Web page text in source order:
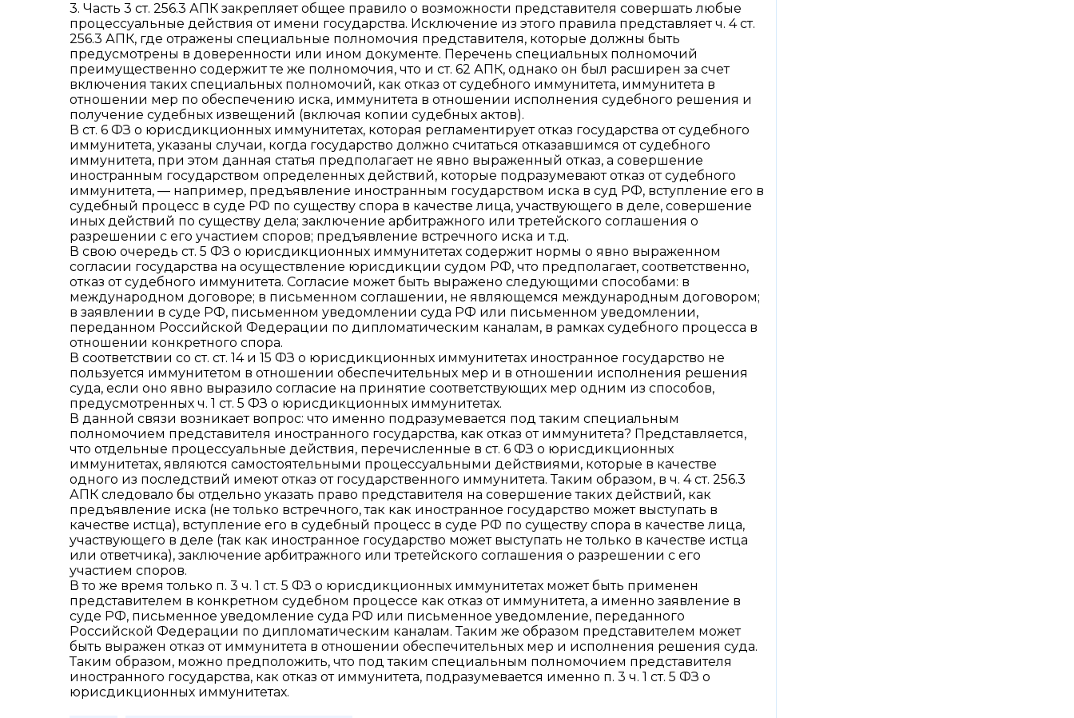
3. Часть 3 ст. 256.3 АПК закрепляет общее правило о возможности представителя совершать любые
процессуальные действия от имени государства. Исключение из этого правила представляет ч. 4 ст.
256.3 АПК, где отражены специальные полномочия представителя, которые должны быть
предусмотрены в доверенности или ином документе. Перечень специальных полномочий
преимущественно содержит те же полномочия, что и ст. 62 АПК, однако он был расширен за счет
включения таких специальных полномочий, как отказ от судебного иммунитета, иммунитета в
отношении мер по обеспечению иска, иммунитета в отношении исполнения судебного решения и
получение судебных извещений (включая копии судебных актов).
В ст. 6 ФЗ о юрисдикционных иммунитетах, которая регламентирует отказ государства от судебного
иммунитета, указаны случаи, когда государство должно считаться отказавшимся от судебного
иммунитета, при этом данная статья предполагает не явно выраженный отказ, а совершение
иностранным государством определенных действий, которые подразумевают отказ от судебного
иммунитета, — например, предъявление иностранным государством иска в суд РФ, вступление его в
судебный процесс в суде РФ по существу спора в качестве лица, участвующего в деле, совершение
иных действий по существу дела; заключение арбитражного или третейского соглашения о
разрешении с его участием споров; предъявление встречного иска и т.д.
В свою очередь ст. 5 ФЗ о юрисдикционных иммунитетах содержит нормы о явно выраженном
согласии государства на осуществление юрисдикции судом РФ, что предполагает, соответственно,
отказ от судебного иммунитета. Согласие может быть выражено следующими способами: в
международном договоре; в письменном соглашении, не являющемся международным договором;
в заявлении в суде РФ, письменном уведомлении суда РФ или письменном уведомлении,
переданном Российской Федерации по дипломатическим каналам, в рамках судебного процесса в
отношении конкретного спора.
В соответствии со ст. ст. 14 и 15 ФЗ о юрисдикционных иммунитетах иностранное государство не
пользуется иммунитетом в отношении обеспечительных мер и в отношении исполнения решения
суда, если оно явно выразило согласие на принятие соответствующих мер одним из способов,
предусмотренных ч. 1 ст. 5 ФЗ о юрисдикционных иммунитетах.
В данной связи возникает вопрос: что именно подразумевается под таким специальным
полномочием представителя иностранного государства, как отказ от иммунитета? Представляется,
что отдельные процессуальные действия, перечисленные в ст. 6 ФЗ о юрисдикционных
иммунитетах, являются самостоятельными процессуальными действиями, которые в качестве
одного из последствий имеют отказ от государственного иммунитета. Таким образом, в ч. 4 ст. 256.3
АПК следовало бы отдельно указать право представителя на совершение таких действий, как
предъявление иска (не только встречного, так как иностранное государство может выступать в
качестве истца), вступление его в судебный процесс в суде РФ по существу спора в качестве лица,
участвующего в деле (так как иностранное государство может выступать не только в качестве истца
или ответчика), заключение арбитражного или третейского соглашения о разрешении с его
участием споров.
В то же время только п. 3 ч. 1 ст. 5 ФЗ о юрисдикционных иммунитетах может быть применен
представителем в конкретном судебном процессе как отказ от иммунитета, а именно заявление в
суде РФ, письменное уведомление суда РФ или письменное уведомление, переданного
Российской Федерации по дипломатическим каналам. Таким же образом представителем может
быть выражен отказ от иммунитета в отношении обеспечительных мер и исполнения решения суда.
Таким образом, можно предположить, что под таким специальным полномочием представителя
иностранного государства, как отказ от иммунитета, подразумевается именно п. 3 ч. 1 ст. 5 ФЗ о
юрисдикционных иммунитетах.